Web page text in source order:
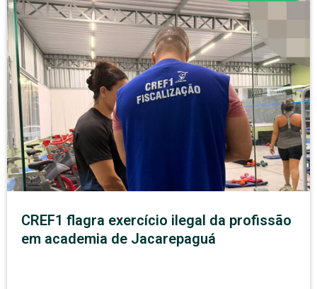
CREF1 flagra exercício ilegal da profissão
em academia de Jacarepaguá